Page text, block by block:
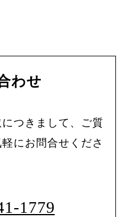
わせ
つきまして、ご質
にお問合せくださ
1779